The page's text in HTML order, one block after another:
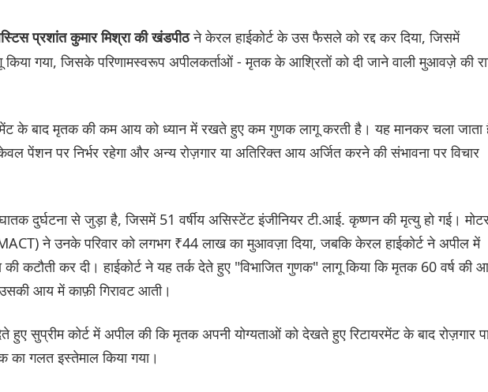
प्रशांत कुमार मिश्रा की खंडपीठने केरल हाईकोर्ट के उस फैसले को रद्द कर दिया, जिसमें
किया गया, जिसके परिणामस्वरूप अपीलकर्ताओं - मृतक के आश्रितों को दी जाने वाली मुआवज़े की
के बाद मृतक की कम आय को ध्यान में रखते हुए कम गुणक लागू करती है। यह मानकर चला जाता
पेंशन पर निर्भर रहेगा और अन्य रोज़गार या अतिरिक्त आय अर्जित करने की संभावना पर विचार
दुर्घटना से जुड़ा है, जिसमें 51 वर्षीय असिस्टेंट इंजीनियर टी.आई. कृष्णन की मृत्यु हो गई।
(MACT) ने उनके परिवार को लगभग ₹44 लाख का मुआवज़ा दिया, जबकि केरल हाईकोर्ट ने अपील में
कटौती कर दी। हाईकोर्ट ने यह तर्क देते हुए "विभाजित गुणक" लागू किया कि मृतक 60 वर्ष की
आय में काफ़ी गिरावट आती।
हुए सुप्रीम कोर्ट में अपील की कि मृतक अपनी योग्यताओं को देखते हुए रिटायरमेंट के बाद रोज़गार
गलत इस्तेमाल किया गया।